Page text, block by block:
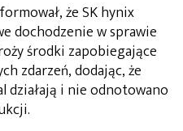
że SK hynix
dochodzenie w sprawie
środki zapobiegające
zdarzeń, dodając, że
działają i nie odnotowano